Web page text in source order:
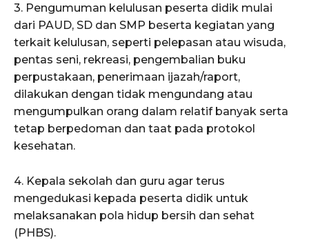
3. Pengumuman kelulusan peserta didik mulai
dari PAUD, SD dan SMP beserta kegiatan yang
terkait kelulusan, seperti pelepasan atau wisuda,
pentas seni, rekreasi, pengembalian buku
perpustakaan, penerimaan ijazah/raport,
dilakukan dengan tidak mengundang atau
mengumpulkan orang dalam relatif banyak serta
tetap berpedoman dan taat pada protokol
kesehatan.
4. Kepala sekolah dan guru agar terus
mengedukasi kepada peserta didik untuk
melaksanakan pola hidup bersih dan sehat
(PHBS).